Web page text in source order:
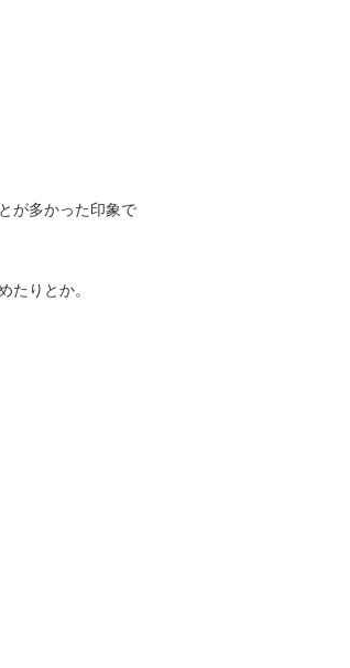
が多かった印象で
たりとか。